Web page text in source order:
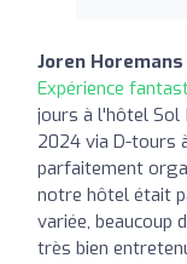
Joren Horemans
Expérience
jours à l'hôtel Sol
2024 via D-tours
parfaitement
notre hôtel était
variée, beaucoup
très bien